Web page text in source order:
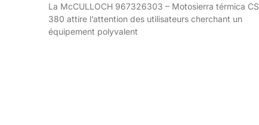
La McCULLOCH 967326303 – Motosierra térmica CS
380 attire l’attention des utilisateurs cherchant un
équipement polyvalent